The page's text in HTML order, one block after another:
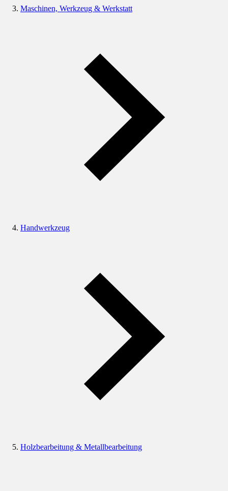
Maschinen, Werkzeug & Werkstatt
Handwerkzeug
Holzbearbeitung & Metallbearbeitung